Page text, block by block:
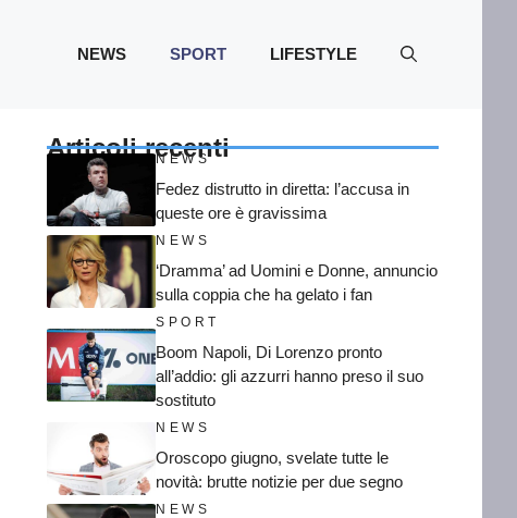
NEWS SPORT LIFESTYLE
Articoli recenti
NEWS
Fedez distrutto in diretta: l’accusa in
queste ore è gravissima
NEWS
‘Dramma’ ad Uomini e Donne, annuncio
sulla coppia che ha gelato i fan
SPORT
Boom Napoli, Di Lorenzo pronto
all’addio: gli azzurri hanno preso il suo
sostituto
NEWS
Oroscopo giugno, svelate tutte le
novità: brutte notizie per due segno
NEWS